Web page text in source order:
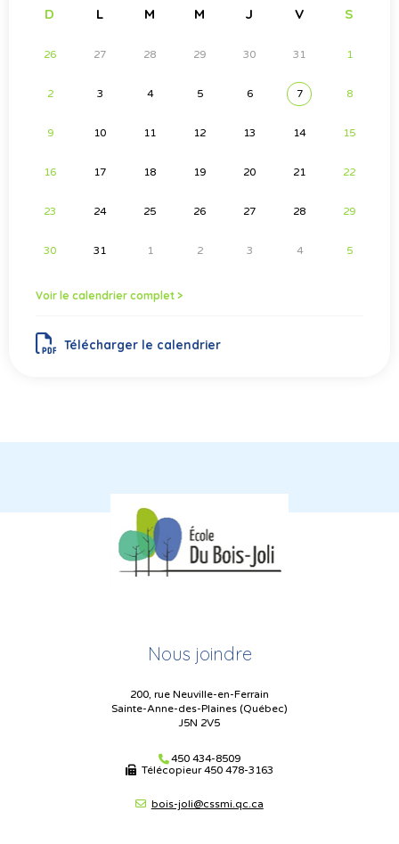
D L M M J V S
26 27 28 29 30 31 1
2 3 4 5 6 7 8
9 10 11 12 13 14 15
16 17 18 19 20 21 22
23 24 25 26 27 28 29
30 31 1 2 3 4 5
Voir le calendrier complet >
Télécharger le calendrier
Nous joindre
200, rue Neuville-en-Ferrain
Sainte-Anne-des-Plaines (Québec)
J5N 2V5
450 434-8509
Télécopieur450 478-3163
bois-joli@cssmi.qc.ca